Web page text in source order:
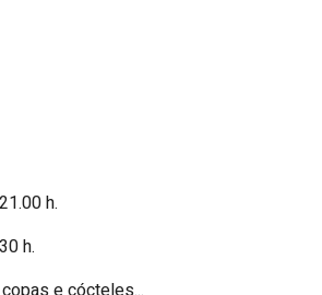
h.
h.